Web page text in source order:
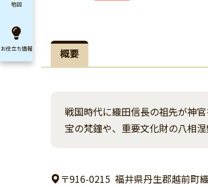
概要
戦国時代に織田信長の祖先が神
宝の梵鐘や、重要文化財の八相
〒916-0215 福井県丹生郡越前町
地図
お役立ち情報